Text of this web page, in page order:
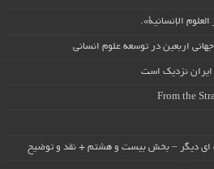
الإنسانية».
اربعین در توسعه علوم انسانی
ایران نزدیک است
From the
ای دیگر – بخش بیست و هشتم + نقد و توضیح